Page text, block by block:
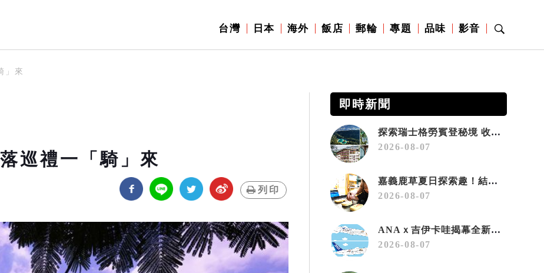
台灣 日本 海外 飯店 郵輪 專題 品味 影音
」來
巡禮一「騎」來
列印
即時新聞
探索瑞士格勞賓登秘境 收藏六種阿爾卑斯夏日療癒之旅
2026-08-07
嘉義鹿草夏日探索趣！結合科學、農場與自然的親子小旅行
2026-08-07
ANAｘ吉伊卡哇揭幕全新彩繪機「Chiikawa JET」
2026-08-07